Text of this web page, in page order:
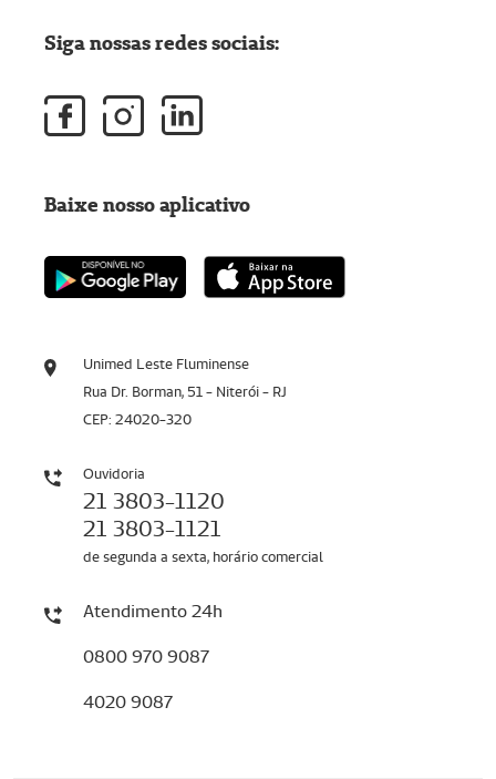
Unimed Leste Fluminense
Rua Dr. Borman, 51 - Niterói - RJ
CEP: 24020-320
Ouvidoria
21 3803-1120
21 3803-1121
de segunda a sexta, horário comercial
Atendimento 24h
0800 970 9087
4020 9087
Siga nossas redes sociais:
Baixe nosso aplicativo